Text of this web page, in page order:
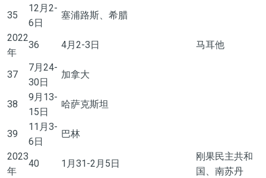
35
12月2-
6日
塞浦路斯、希腊
2022
年
36 4月2-3日 马耳他
37
7月24-
30日
加拿大
38
9月13-
15日
哈萨克斯坦
39
11月3-
6日
巴林
2023
年
40 1月31-2月5日
刚果民主共和
国、南苏丹